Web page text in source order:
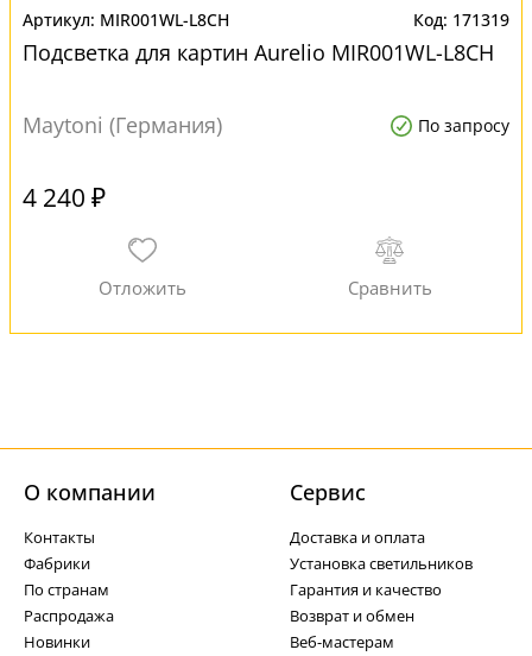
MIR001WL-L8CH 171319
Подсветка для картин Aurelio MIR001WL-L8CH
Maytoni (Германия) По запросу
4 240 ₽
О компании
Контакты
Фабрики
По странам
Распродажа
Новинки
Cервис
Доставка и оплата
Установка светильников
Гарантия и качество
Возврат и обмен
Веб-мастерам